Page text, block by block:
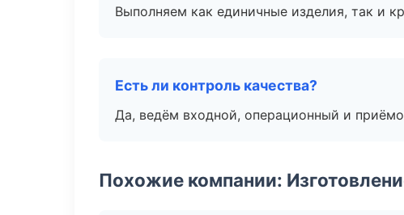
Выполняем как единичные изделия, так и
Есть ли контроль качества?
Да, ведём входной, операционный и
Похожие компании: